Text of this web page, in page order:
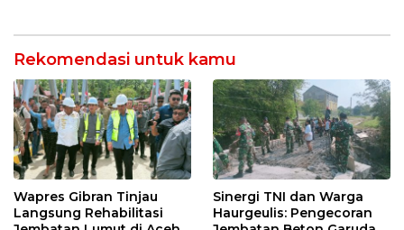
Indramayu
Rekomendasi untuk kamu
Wapres Gibran Tinjau
Langsung Rehabilitasi
Sinergi TNI dan Warga
Haurgeulis: Pengecoran